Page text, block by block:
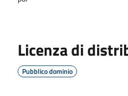
Licenza di
Pubblico dominio